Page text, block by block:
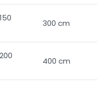
300 cm
400 cm